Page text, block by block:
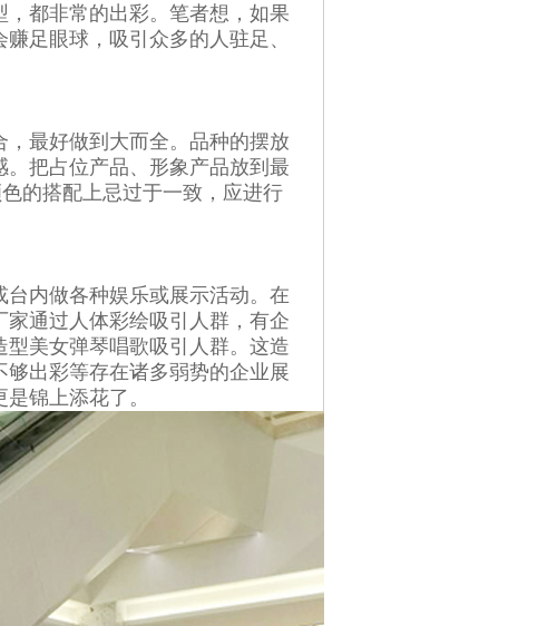
都非常的出彩。笔者想，如果
足眼球，吸引众多的人驻足、
最好做到大而全。品种的摆放
把占位产品、形象产品放到最
的搭配上忌过于一致，应进行
内做各种娱乐或展示活动。在
通过人体彩绘吸引人群，有企
美女弹琴唱歌吸引人群。这造
出彩等存在诸多弱势的企业展
锦上添花了。